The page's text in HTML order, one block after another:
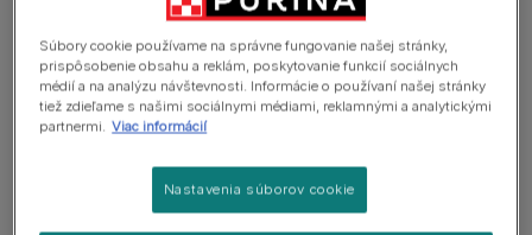
Bez farbív a bez prídavku umelých konzervačných
látok.
Zobraziť viac
Prehľad produktov
Súbory cookie používame na správne fungovanie našej stránky,
prispôsobenie obsahu a reklám, poskytovanie funkcií sociálnych
médií a na analýzu návštevnosti. Informácie o používaní našej stránky
tiež zdieľame s našimi sociálnymi médiami, reklamnými a analytickými
partnermi. Viac informácií
Nastavenia súborov cookie